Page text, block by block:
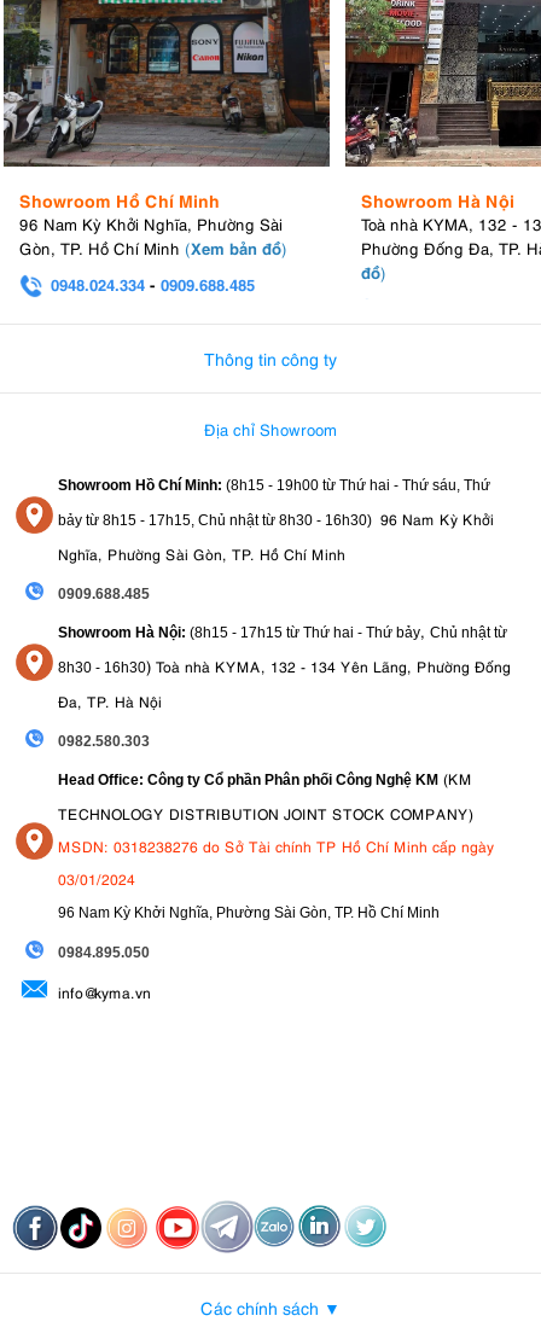
Showroom Hồ Chí Minh
96 Nam Kỳ Khởi Nghĩa, Phường Sài
Gòn, TP. Hồ Chí Minh (Xem bản đồ)
0948.024.334 - 0909.688.485
Showroom Hà Nội
Toà nhà KYMA, 132 -
Phường Đống Đa, TP.
đồ)
Thông tin công ty
Địa chỉ Showroom
Showroom Hồ Chí Minh: (8h15 - 19h00 từ Thứ hai - Thứ sáu, Thứ
bảy từ 8h15 - 17h15, Chủ nhật từ 8h30 - 16h30) 96 Nam Kỳ Khởi
Nghĩa, Phường Sài Gòn, TP. Hồ Chí Minh
0909.688.485
Showroom Hà Nội: (8h15 - 17h15 từ Thứ hai - Thứ bảy, Chủ nhật từ
8h30 - 16h30) Toà nhà KYMA, 132 - 134 Yên Lãng, Phường Đống
Đa, TP. Hà Nội
0982.580.303
Head Office: Công ty Cổ phần Phân phối Công Nghệ KM (KM
TECHNOLOGY DISTRIBUTION JOINT STOCK COMPANY)
MSDN: 0318238276 do Sở Tài chính TP Hồ Chí Minh cấp ngày
03/01/2024
96 Nam Kỳ Khởi Nghĩa, Phường Sài Gòn, TP. Hồ Chí Minh
0984.895.050
info@kyma.vn
Các chính sách ▼